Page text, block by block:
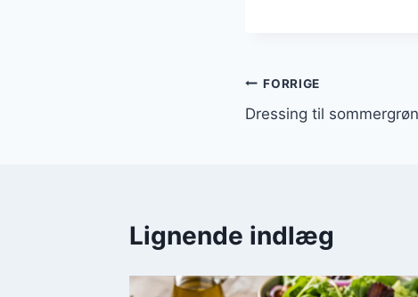
FORRIGE
Dressing til
Lignende indlæg